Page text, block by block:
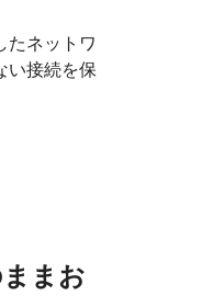
たネットワ
い接続を保
まお